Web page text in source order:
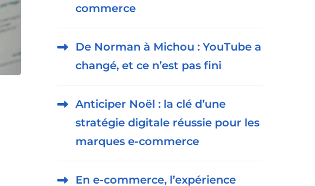
commerce
De Norman à Michou : YouTube a
changé, et ce n’est pas fini
Anticiper Noël : la clé d’une
stratégie digitale réussie pour les
marques e-commerce
En e-commerce, l’expérience